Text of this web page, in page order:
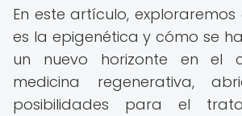
En este artículo,
es la epigenética y cómo se
un nuevo horizonte en el
medicina regenerativa,
posibilidades para el